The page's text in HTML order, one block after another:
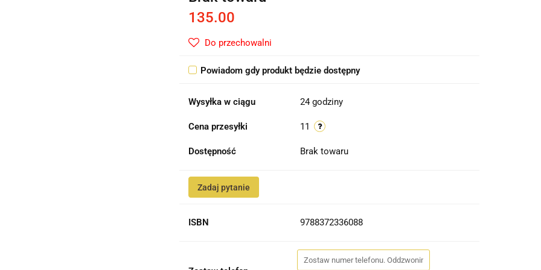
135.00
Do przechowalni
Powiadom gdy produkt będzie dostępny
Wysyłka w ciągu 24 godziny
Cena przesyłki 11
Dostępność Brak towaru
Zadaj pytanie
ISBN 9788372336088